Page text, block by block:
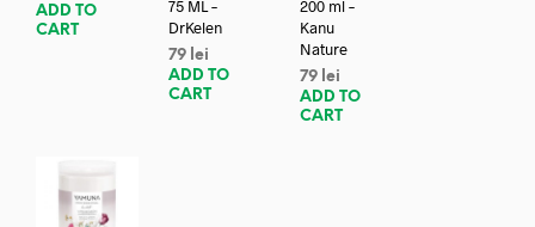
ADD TO
CART
75 ML –
DrKelen
79 lei
ADD TO
CART
200 ml –
Kanu
Nature
79 lei
ADD TO
CART